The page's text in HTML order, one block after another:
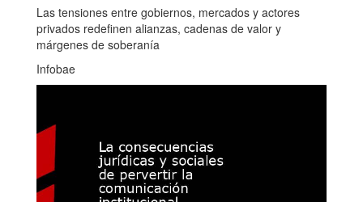
Las tensiones entre gobiernos, mercados y actores
privados redefinen alianzas, cadenas de valor y
márgenes de soberanía
Infobae